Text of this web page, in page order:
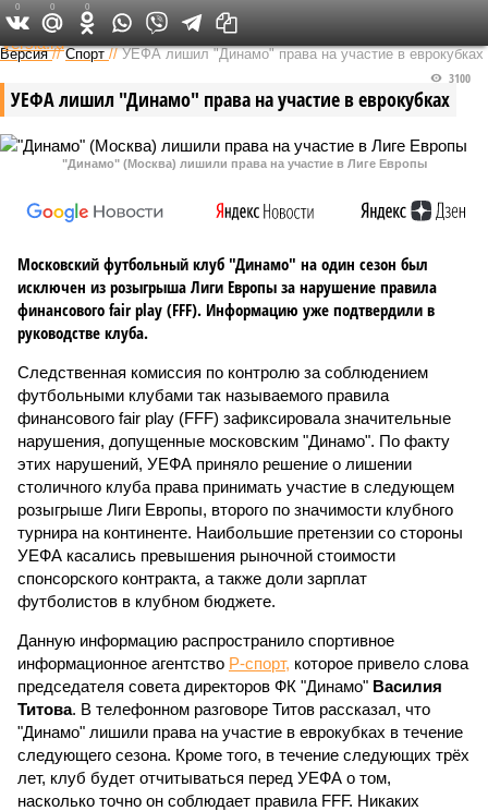
Федеральный выпуск
Версия //Спорт //УЕФА лишил "Динамо" права на участие в еврокубках
УЕФА лишил "Динамо" права на участие в еврокубках
3100
"Динамо" (Москва) лишили права на участие в Лиге Европы
Московский футбольный клуб "Динамо" на один сезон был
исключен из розыгрыша Лиги Европы за нарушение правила
финансового fair play (FFF). Информацию уже подтвердили в
руководстве клуба.
Следственная комиссия по контролю за соблюдением
футбольными клубами так называемого правила
финансового fair play (FFF) зафиксировала значительные
нарушения, допущенные московским "Динамо". По факту
этих нарушений, УЕФА приняло решение о лишении
столичного клуба права принимать участие в следующем
розыгрыше Лиги Европы, второго по значимости клубного
турнира на континенте. Наибольшие претензии со стороны
УЕФА касались превышения рыночной стоимости
спонсорского контракта, а также доли зарплат
футболистов в клубном бюджете.
Данную информацию распространило спортивное
информационное агентство Р-спорт, которое привело слова
председателя совета директоров ФК "Динамо" Василия
Титова. В телефонном разговоре Титов рассказал, что
"Динамо" лишили права на участие в еврокубках в течение
следующего сезона. Кроме того, в течение следующих трёх
лет, клуб будет отчитываться перед УЕФА о том,
насколько точно он соблюдает правила FFF. Никаких
0 0 0